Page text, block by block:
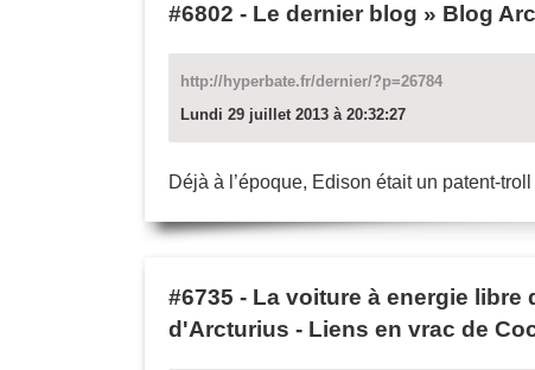
#6802 - Le dernier blog » Blog
http://hyperbate.fr/dernier/?p=26784
Lundi 29 juillet 2013 à 20:32:27
Déjà à l’époque, Edison était un patent-
#6735 - La voiture à energie libre
d'Arcturius - Liens en vrac de